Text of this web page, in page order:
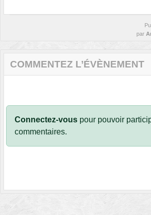
par
COMMENTEZ L’ÉVÈNEMENT
Connectez-vous pour pouvoir
commentaires.